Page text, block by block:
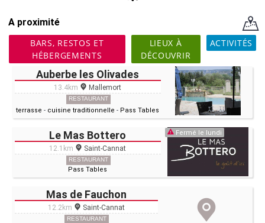
A proximité
BARS, RESTOS ET
HÉBERGEMENTS
LIEUX À
DÉCOUVRIR
ACTIVITÉS
Auberbe les Olivades
13.4km Mallemort
RESTAURANT
terrasse - cuisine traditionnelle - Pass Tables
Le Mas Bottero
12.1km Saint-Cannat
RESTAURANT
Pass Tables
Fermé le lundi
Mas de Fauchon
12.2km Saint-Cannat
RESTAURANT